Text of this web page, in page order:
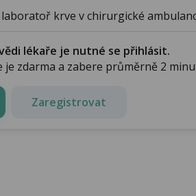
krve v chirurgické
lékaře je nutné se přihlásit.
zdarma a zabere průměrně 2
Zaregistrovat